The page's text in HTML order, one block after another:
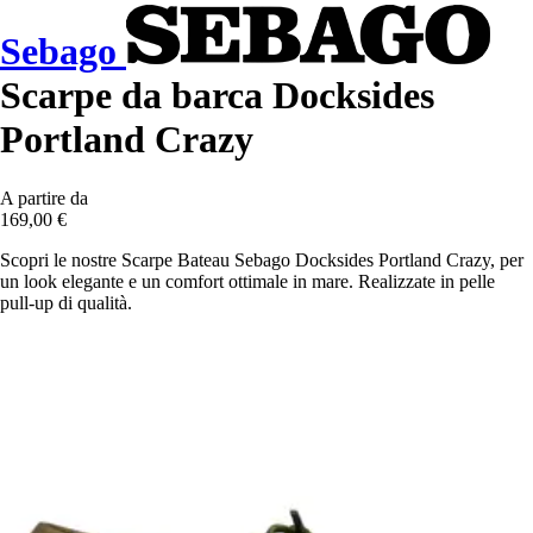
Sebago
Scarpe da barca Docksides
Portland Crazy
A partire da
169,00 €
Scopri le nostre Scarpe Bateau Sebago Docksides Portland Crazy, per
un look elegante e un comfort ottimale in mare. Realizzate in pelle
pull-up di qualità.